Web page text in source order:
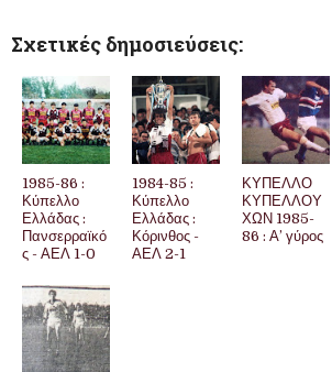
Σχετικές δημοσιεύσεις:
1985-86 :
Κύπελλο
Ελλάδας :
Πανσερραϊκό
ς - ΑΕΛ 1-0
1984-85 :
Κύπελλο
Ελλάδας :
Κόρινθος -
ΑΕΛ 2-1
ΚΥΠΕΛΛΟ
ΚΥΠΕΛΛΟΥ
ΧΩΝ 1985-
86 : Α’ γύρος